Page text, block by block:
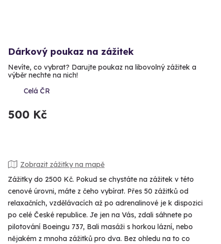
Dárkový poukaz na zážitek
Nevíte, co vybrat? Darujte poukaz na libovolný zážitek a
výběr nechte na nich!
Celá ČR
500 Kč
Zobrazit zážitky na mapě
Zážitky do 2500 Kč. Pokud se chystáte na zážitek v této
cenové úrovni, máte z čeho vybírat. Přes 50 zážitků od
relaxačních, vzdělávacích až po adrenalinové je k dispozici
po celé České republice. Je jen na Vás, zdali sáhnete po
pilotování Boeingu 737, Bali masáži s horkou lázní, nebo
nějakém z mnoha zážitků pro dva. Bez ohledu na to co